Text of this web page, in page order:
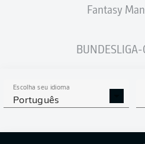
Fantasy
BUNDESLIGA-
Escolha seu idioma
Português